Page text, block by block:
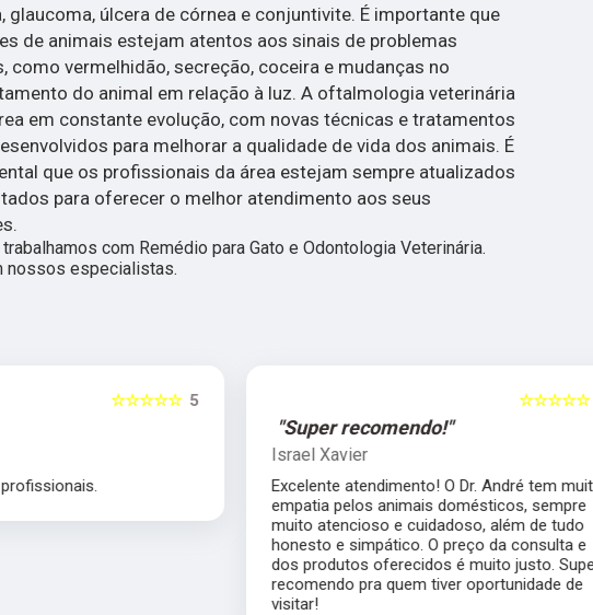
glaucoma, úlcera de córnea e conjuntivite. É importante que
de animais estejam atentos aos sinais de problemas
como vermelhidão, secreção, coceira e mudanças no
do animal em relação à luz. A oftalmologia veterinária
em constante evolução, com novas técnicas e tratamentos
para melhorar a qualidade de vida dos animais. É
que os profissionais da área estejam sempre atualizados
para oferecer o melhor atendimento aos seus
com Remédio para Gato e Odontologia Veterinária.
nossos especialistas.
5
☆☆☆☆☆ 5
☆☆☆☆☆
"Super recomendo!"
Israel Xavier
Excelente atendimento! O Dr. André tem muita
empatia pelos animais domésticos, sempre
muito atencioso e cuidadoso, além de tudo
honesto e simpático. O preço da consulta e
dos produtos oferecidos é muito justo. Super
recomendo pra quem tiver oportunidade de
visitar!